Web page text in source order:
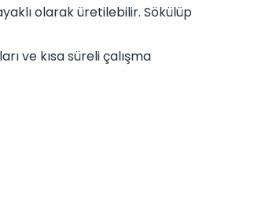
olarak üretilebilir. Sökülüp
ve kısa süreli çalışma